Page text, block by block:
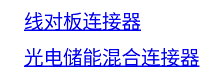
线对板连接器
光电储能混合连接器